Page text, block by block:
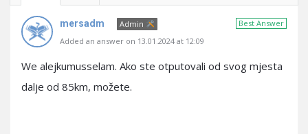
Best Answer
mersadm
Admin
Added an answer on 13.01.2024 at 12:09
We alejkumusselam. Ako ste otputovali od svog mjesta
dalje od 85km, možete.